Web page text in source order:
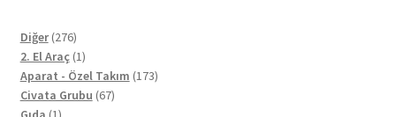
Diğer 276276
ürün
2. El Araç 11
ürün
Aparat - Özel Takım 173173
Civata Grubu 6767
1